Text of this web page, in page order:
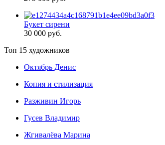
Букет сирени
30 000 руб.
Топ 15 художников
Октябрь Денис
Копия и стилизация
Разживин Игорь
Гусев Владимир
Жгивалёва Марина